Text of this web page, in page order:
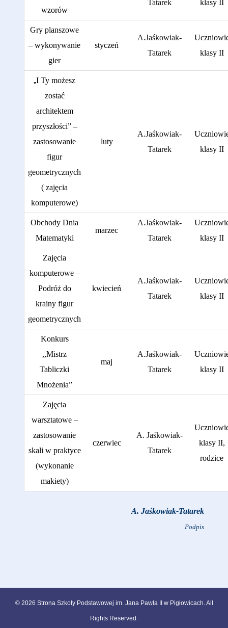
wzorów
Tatarek
klasy II
Gry planszowe
– wykonywanie
gier
styczeń
A.Jaśkowiak-
Tatarek
klasy II
„I Ty możesz
zostać
architektem
przyszłości” –
zastosowanie
figur
geometrycznych
( zajęcia
komputerowe)
luty
A.Jaśkowiak-
Tatarek
klasy II
Obchody Dnia
Matematyki
marzec
A.Jaśkowiak-
Tatarek
klasy II
Zajęcia
komputerowe –
Podróż do
krainy figur
geometrycznych
kwiecień
A.Jaśkowiak-
Tatarek
klasy II
Konkurs
,,Mistrz
Tabliczki
Mnożenia”
maj
A.Jaśkowiak-
Tatarek
klasy II
Zajęcia
warsztatowe –
zastosowanie
skali w praktyce
(wykonanie
makiety)
czerwiec
A. Jaśkowiak-
Tatarek
klasy II,
rodzice
A. Jaśkowiak-Tatarek
Podpis
© 2026 Strona Szkoły Podstawowej im. Jana Pawła II w Pigłowicach. All
Rights Reserved.